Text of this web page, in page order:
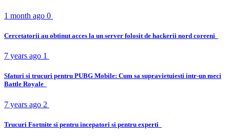
1 month ago 0
Cercetatorii au obtinut acces la un server folosit de hackerii nord coreeni
7 years ago 1
Sfaturi si trucuri pentru PUBG Mobile: Cum sa supravietuiesti intr-un meci
Battle Royale
7 years ago 2
Trucuri Fortnite si pentru incepatori si pentru experti